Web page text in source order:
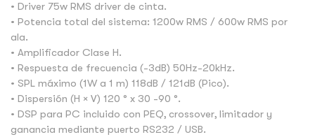
• Driver 75w RMS driver de cinta.
• Potencia total del sistema: 1200w RMS / 600w RMS por
ala.
• Amplificador Clase H.
• Respuesta de frecuencia (-3dB) 50Hz-20kHz.
• SPL máximo (1W a 1 m) 118dB / 121dB (Pico).
• Dispersión (H × V) 120 ° x 30 -90 °.
• DSP para PC incluido con PEQ, crossover, limitador y
ganancia mediante puerto RS232 / USB.